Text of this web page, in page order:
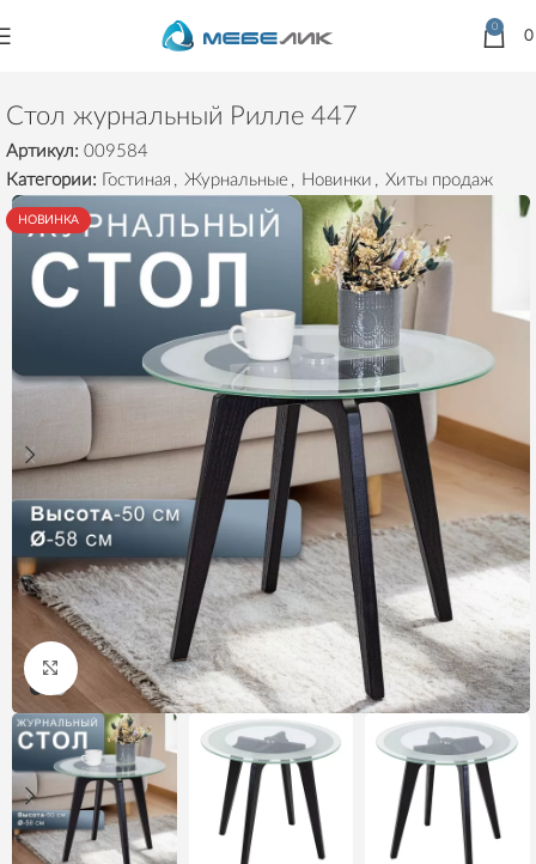
0
Стол журнальный Рилле 447
Артикул: 009584
Категории:
Гостиная , Журнальные , Новинки , Хиты продаж
НОВИНКА
Нажмите, чтобы увеличить